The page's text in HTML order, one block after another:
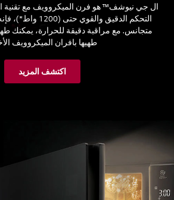
ال جي نيوشف™ هو فرن الميكروويف مع تقنية
التحكم الدقيق
متجانس. مع مراقبة دقيقة للحرارة، يمكنك
طهيها بافران الميكروويف
اكتشف المزيد